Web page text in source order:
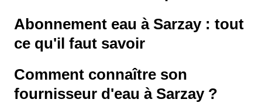
Abonnement eau à Sarzay : tout
ce qu'il faut savoir
Comment connaître son
fournisseur d'eau à Sarzay ?